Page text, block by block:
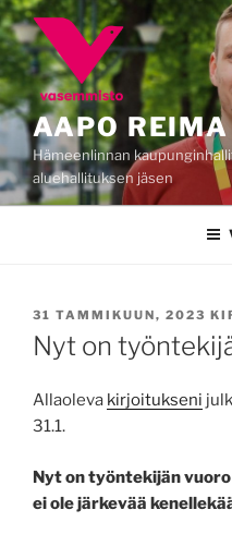
Siirry
sisältöön
AAPO REIMA
Hämeenlinnan
aluehallituksen jäsen
JULKAISTU
31 TAMMIKUUN, 2023
Nyt on
Allaoleva kirjoitukseni
31.1.
Nyt on työntekijän
ei ole järkevää